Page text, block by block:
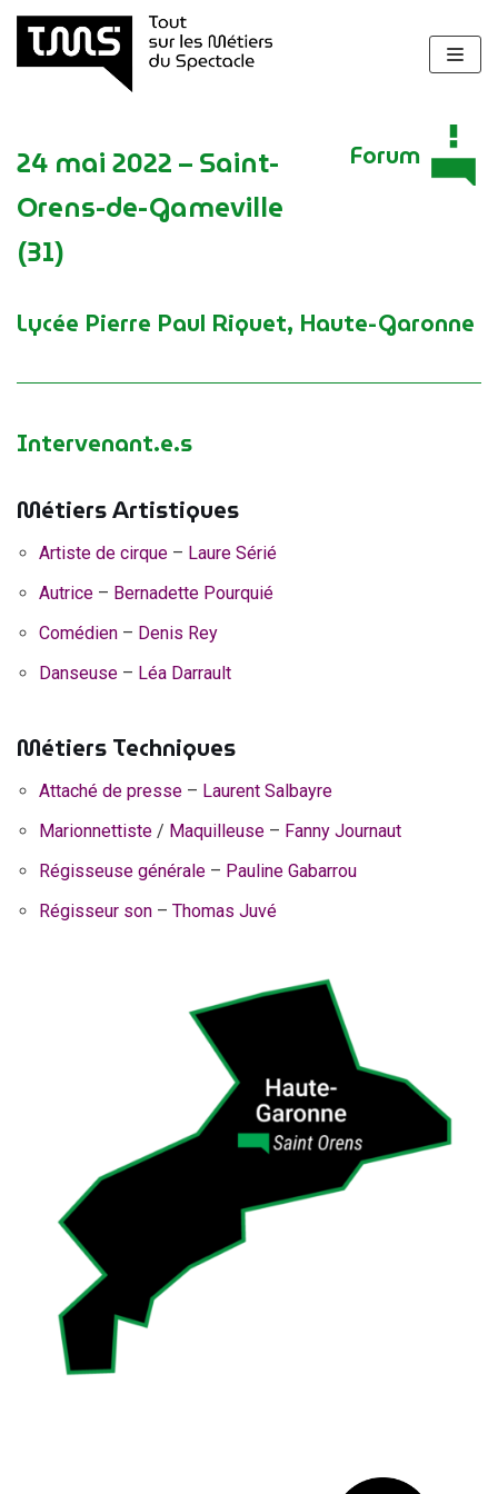
Aller
au
24 mai 2022 – Saint-
Orens-de-Gameville
(31)
Lycée Pierre Paul Riquet, Haute-Garonne
Forum
Intervenant.e.s
Métiers Artistiques
Artiste de cirque – Laure Sérié
Autrice – Bernadette Pourquié
Comédien – Denis Rey
Danseuse – Léa Darrault
Métiers Techniques
Attaché de presse – Laurent Salbayre
Marionnettiste / Maquilleuse – Fanny Journaut
Régisseuse générale – Pauline Gabarrou
Régisseur son – Thomas Juvé